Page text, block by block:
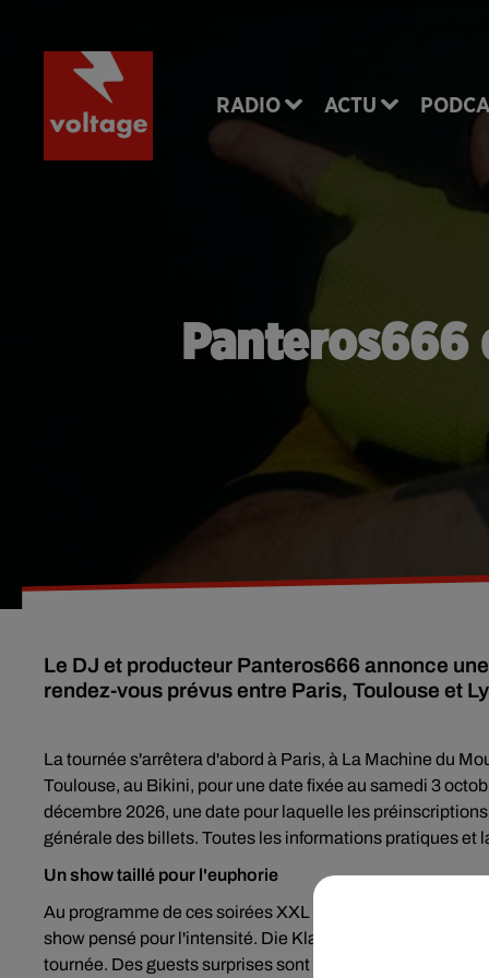
RADIO ACTU
Le DJ et producteur Panteros666 annonce
rendez-vous prévus entre Paris, Toulouse et
La tournée s'arrêtera d'abord à Paris, à La Machine du
Toulouse, au Bikini, pour une date fixée au samedi 3
décembre 2026, une date pour laquelle les
générale des billets. Toutes les informations pratiques et
Un show taillé pour l'euphorie
Au programme de ces soirées XXL : une scénographie
show pensé pour l'intensité. Die Klar, co-fondateur de la
tournée. Des guests surprises sont également annoncés,